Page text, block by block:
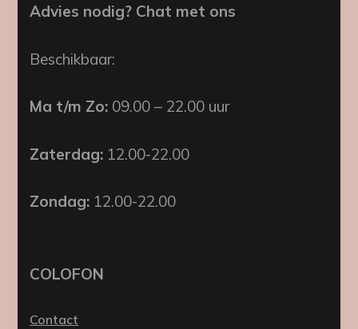
Advies nodig? Chat met ons
Beschikbaar:
Ma t/m Zo: 09.00 – 22.00 uur
Zaterdag: 12.00-22.00
Zondag: 12.00-22.00
COLOFON
Contact